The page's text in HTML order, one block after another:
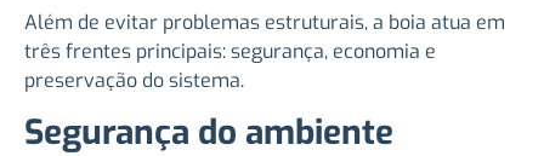
Além de evitar problemas estruturais, a boia atua em
três frentes principais: segurança, economia e
preservação do sistema.
Segurança do ambiente